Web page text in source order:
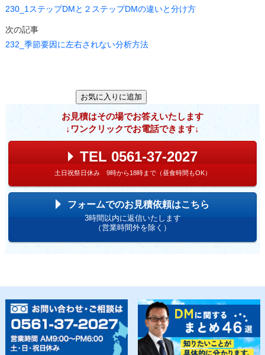
230_1ステップDMと２ステップDMの違いと分け方
次の記事
232_季節要因に左右されない分析方法
お見積はその場でお答えいたします
↓ワンクリックでお電話できます↓
TEL 0561-37-2027
土日祝祭日休み 9時から18時まで（昼食時間もOK）
フォームでのお見積依頼はこちら
3時間以内に返信いたします
（営業時間外を除く）